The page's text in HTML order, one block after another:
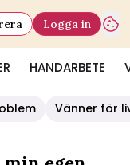
HANDARBETE
Logga in
Vänner för